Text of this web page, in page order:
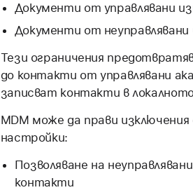
Документи от управлявани
Документи от
Тези ограничения
до контакти от управлявани
записват контакти в
MDM може да прави
настройки:
Позволяване на
контакти